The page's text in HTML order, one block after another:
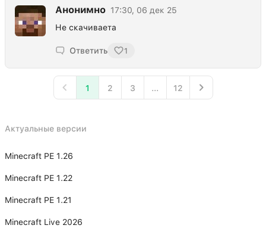
Анонимно 17:30, 06 дек 25
Не скачиваета
Ответить 1
1 2 3 ... 12
Актуальные версии
Minecraft PE 1.26
Minecraft PE 1.22
Minecraft PE 1.21
Minecraft Live 2026